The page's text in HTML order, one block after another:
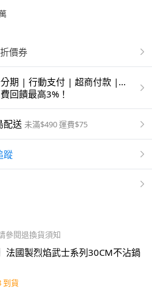
價券
期 | 行動支付 | 超商付款 |
回饋最高3%！
配送 未滿$490 運費$75
蹤
參閱退換貨須知
法國製烈焰武士系列30CM不沾鍋
到貨